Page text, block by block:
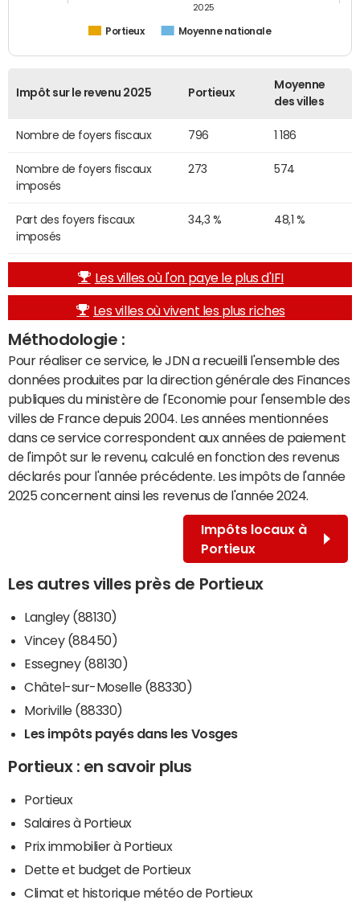
Portieux Moyenne nationale
2025
Impôt sur le revenu 2025 Portieux
Moyenne
des villes
Nombre de foyers fiscaux 796 1 186
Nombre de foyers fiscaux
imposés
273 574
Part des foyers fiscaux
imposés
34,3 % 48,1 %
Les villes où l'on paye le plus d'IFI
Les villes où vivent les plus riches
Méthodologie :
Pour réaliser ce service, le JDN a recueilli l'ensemble des
données produites par la direction générale des Finances
publiques du ministère de l'Economie pour l'ensemble des
villes de France depuis 2004. Les années mentionnées
dans ce service correspondent aux années de paiement
de l'impôt sur le revenu, calculé en fonction des revenus
déclarés pour l'année précédente. Les impôts de l'année
2025 concernent ainsi les revenus de l'année 2024.
Impôts locaux à
Portieux
Les autres villes près de Portieux
Langley (88130)
Vincey (88450)
Essegney (88130)
Châtel-sur-Moselle (88330)
Moriville (88330)
Les impôts payés dans les Vosges
Portieux : en savoir plus
Portieux
Salaires à Portieux
Prix immobilier à Portieux
Dette et budget de Portieux
Climat et historique météo de Portieux